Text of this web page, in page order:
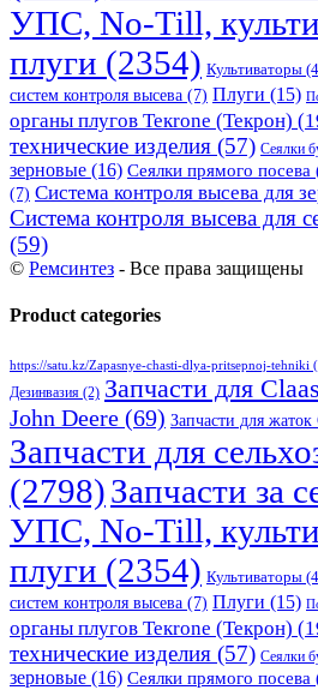
УПС, No-Till,
плуги (2354) Культиваторы
систем контроля высева (7) Плуги (15)
органы плугов Текrоne (Текрон)
технические изделия (57) Сеялки
зерновые (16) Сеялки прямого посева
(7) Система контроля высева для
Система контроля высева для
(59)
© Ремсинтез - Все права защищены
Product categories
https://satu.kz/Zapasnye-chasti-dlya-pritsepnoj-tehniki
Дезинвазия (2) Запчасти для Claas
John Deere (69) Запчасти для
Запчасти для
(2798)Запчасти за
УПС, No-Till,
плуги (2354) Культиваторы
систем контроля высева (7) Плуги (15)
органы плугов Текrоne (Текрон)
технические изделия (57) Сеялки
зерновые (16) Сеялки прямого посева